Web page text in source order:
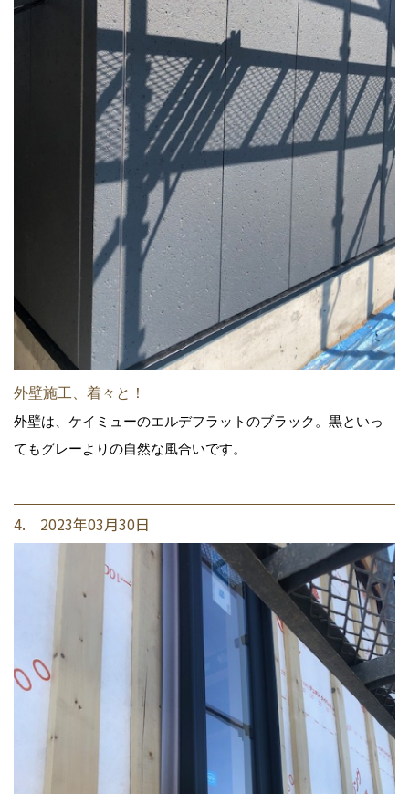
外壁施工、着々と！
外壁は、ケイミューのエルデフラットのブラック。黒といっ
てもグレーよりの自然な風合いです。
4. 2023年03月30日